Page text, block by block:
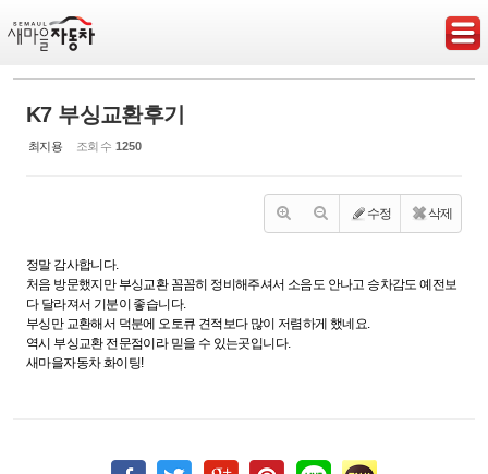
K7 부싱교환후기
최지용 조회 수 1250
수정 삭제
정말 감사합니다.
처음 방문했지만 부싱교환 꼼꼼히 정비해주셔서 소음도 안나고 승차감도 예전보
다 달라져서 기분이 좋습니다.
부싱만 교환해서 덕분에 오토큐 견적보다 많이 저렴하게 했네요.
역시 부싱교환 전문점이라 믿을 수 있는곳입니다.
새마을자동차 화이팅!
Sketchbook5, 스케치북5
Sketchbook5, 스케치북5